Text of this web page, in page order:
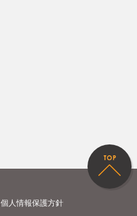
個人情報保護方針